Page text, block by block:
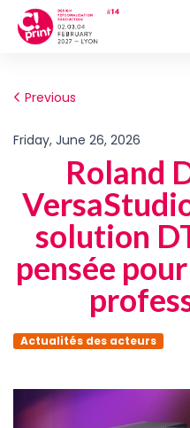
Previous
Friday, June 26, 2026
Roland
solution
pensée
Actualités des acteurs